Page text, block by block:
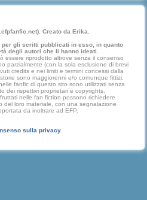
Creato da Erika.
gli scritti pubblicati in esso, in quanto
degli autori che li hanno ideati.
essere riprodotto altrove senza il consenso
parzialmente (con la sola esclusione di brevi
credits e nei limiti e termini concessi dalla
sono maggiorenni e/o comunque fittizi.
fanfic di questo sito sono utilizzati senza
dei rispettivi proprietari e copyrights.
nelle fan fiction possono richiedere
del loro materiale, con una segnalazione
da inoltrare ad EFP.
sulla privacy